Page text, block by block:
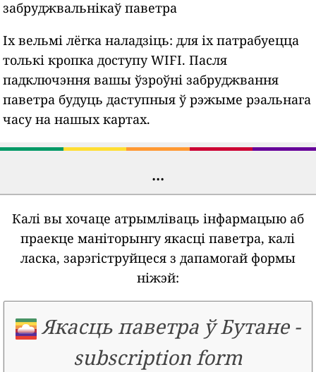
забруджвальнікаў паветра
Іх вельмі лёгка наладзіць: для іх патрабуецца
толькі кропка доступу WIFI. Пасля
падключэння вашы ўзроўні забруджвання
паветра будуць даступныя ў рэжыме рэальнага
часу на нашых картах.
...
Калі вы хочаце атрымліваць інфармацыю аб
праекце маніторынгу якасці паветра, калі
ласка, зарэгіструйцеся з дапамогай формы
ніжэй:
Якасць паветра ў Бутане-
subscription form